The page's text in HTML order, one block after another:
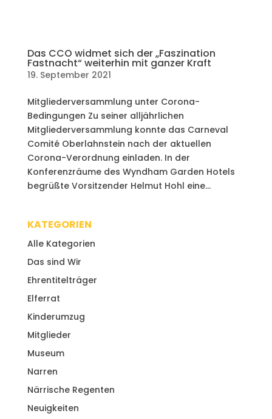
Das CCO widmet sich der „Faszination
Fastnacht“ weiterhin mit ganzer Kraft
19. September 2021
Mitgliederversammlung unter Corona-
Bedingungen Zu seiner alljährlichen
Mitgliederversammlung konnte das Carneval
Comité Oberlahnstein nach der aktuellen
Corona-Verordnung einladen. In der
Konferenzräume des Wyndham Garden Hotels
begrüßte Vorsitzender Helmut Hohl eine...
KATEGORIEN
Alle Kategorien
Das sind Wir
Ehrentitelträger
Elferrat
Kinderumzug
Mitglieder
Museum
Narren
Närrische Regenten
Neuigkeiten